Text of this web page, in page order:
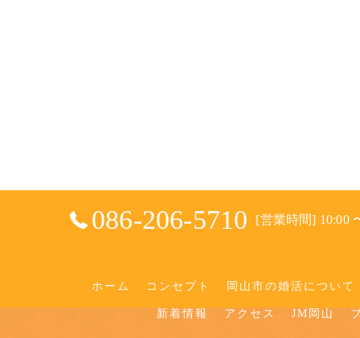
086-206-5710 [営業時間] 10:00
ホーム コンセプト 岡山市の婚活について
新着情報 アクセス JM岡山